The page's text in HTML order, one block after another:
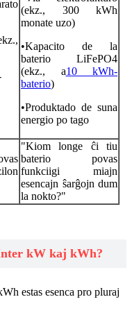
(ekz., 300 kWh
monate uzo)
•Kapacito de la
baterio LiFePO4
(ekz., a10 kWh-
baterio)
•Produktado de suna
energio po tago
"Kiom longe ĉi tiu
baterio povas
funkciigi miajn
esencajn ŝarĝojn dum
la nokto?"
kW kaj kWh?
estas esenca pro pluraj